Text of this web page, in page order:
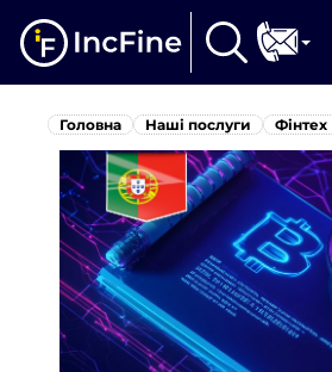
Головна Наші послуги Фінтех